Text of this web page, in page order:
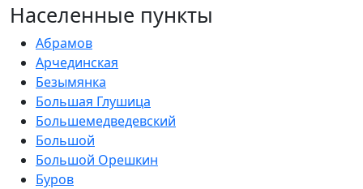
Населенные пункты
Абрамов
Арчединская
Безымянка
Большая Глушица
Большемедведевский
Большой
Большой Орешкин
Буров